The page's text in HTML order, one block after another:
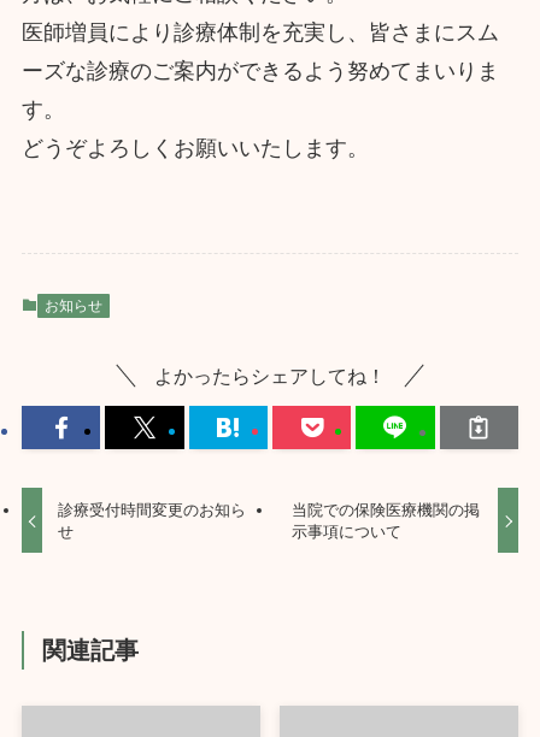
医師増員により診療体制を充実し、皆さまにスム
ーズな診療のご案内ができるよう努めてまいりま
す。
どうぞよろしくお願いいたします。
お知らせ
よかったらシェアしてね！
診療受付時間変更のお知ら
せ
当院での保険医療機関の掲
示事項について
関連記事